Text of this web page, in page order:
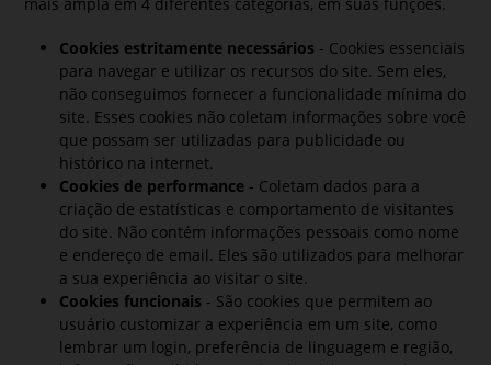
Cookies estritamente necessários - Cookies essenciais
para navegar e utilizar os recursos do site. Sem eles,
não conseguimos fornecer a funcionalidade mínima do
site. Esses cookies não coletam informações sobre você
que possam ser utilizadas para publicidade ou
histórico na internet.
Cookies de performance - Coletam dados para a
criação de estatísticas e comportamento de visitantes
do site. Não contém informações pessoais como nome
e endereço de email. Eles são utilizados para melhorar
a sua experiência ao visitar o site.
Cookies funcionais - São cookies que permitem ao
usuário customizar a experiência em um site, como
lembrar um login, preferência de linguagem e região,